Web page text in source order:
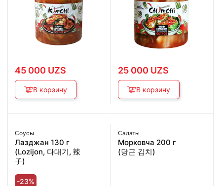
45 000 UZS
В корзину
25 000 UZS
В корзину
Соусы
Лазджан 130 г
(Lozijon, 다대기, 辣
子)
-23%
Салаты
Морковча 200 г
(당근 김치)